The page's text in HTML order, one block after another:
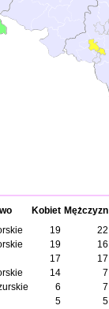
Kobiet Mężczyzn
19
22
19
16
17
17
14
7
6
7
5
5